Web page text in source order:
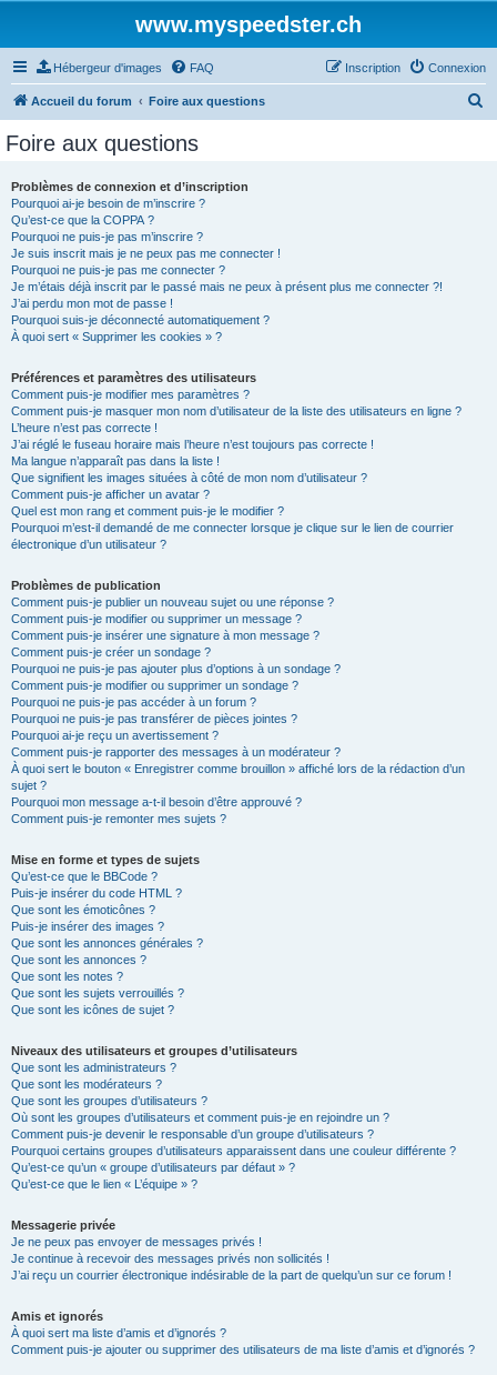
www.myspeedster.ch
Hébergeur d'images FAQ Connexion
Inscription
Accueil du forum Foire aux questions
Foire aux questions
Problèmes de connexion et d’inscription
Pourquoi ai-je besoin de m’inscrire ?
Qu’est-ce que la COPPA ?
Pourquoi ne puis-je pas m’inscrire ?
Je suis inscrit mais je ne peux pas me connecter !
Pourquoi ne puis-je pas me connecter ?
Je m’étais déjà inscrit par le passé mais ne peux à présent plus me connecter ?!
J’ai perdu mon mot de passe !
Pourquoi suis-je déconnecté automatiquement ?
À quoi sert « Supprimer les cookies » ?
Préférences et paramètres des utilisateurs
Comment puis-je modifier mes paramètres ?
Comment puis-je masquer mon nom d’utilisateur de la liste des utilisateurs en ligne ?
L’heure n’est pas correcte !
J’ai réglé le fuseau horaire mais l’heure n’est toujours pas correcte !
Ma langue n’apparaît pas dans la liste !
Que signifient les images situées à côté de mon nom d’utilisateur ?
Comment puis-je afficher un avatar ?
Quel est mon rang et comment puis-je le modifier ?
Pourquoi m’est-il demandé de me connecter lorsque je clique sur le lien de courrier
électronique d’un utilisateur ?
Problèmes de publication
Comment puis-je publier un nouveau sujet ou une réponse ?
Comment puis-je modifier ou supprimer un message ?
Comment puis-je insérer une signature à mon message ?
Comment puis-je créer un sondage ?
Pourquoi ne puis-je pas ajouter plus d’options à un sondage ?
Comment puis-je modifier ou supprimer un sondage ?
Pourquoi ne puis-je pas accéder à un forum ?
Pourquoi ne puis-je pas transférer de pièces jointes ?
Pourquoi ai-je reçu un avertissement ?
Comment puis-je rapporter des messages à un modérateur ?
À quoi sert le bouton « Enregistrer comme brouillon » affiché lors de la rédaction d’un
sujet ?
Pourquoi mon message a-t-il besoin d’être approuvé ?
Comment puis-je remonter mes sujets ?
Mise en forme et types de sujets
Qu’est-ce que le BBCode ?
Puis-je insérer du code HTML ?
Que sont les émoticônes ?
Puis-je insérer des images ?
Que sont les annonces générales ?
Que sont les annonces ?
Que sont les notes ?
Que sont les sujets verrouillés ?
Que sont les icônes de sujet ?
Niveaux des utilisateurs et groupes d’utilisateurs
Que sont les administrateurs ?
Que sont les modérateurs ?
Que sont les groupes d’utilisateurs ?
Où sont les groupes d’utilisateurs et comment puis-je en rejoindre un ?
Comment puis-je devenir le responsable d’un groupe d’utilisateurs ?
Pourquoi certains groupes d’utilisateurs apparaissent dans une couleur différente ?
Qu’est-ce qu’un « groupe d’utilisateurs par défaut » ?
Qu’est-ce que le lien « L’équipe » ?
Messagerie privée
Je ne peux pas envoyer de messages privés !
Je continue à recevoir des messages privés non sollicités !
J’ai reçu un courrier électronique indésirable de la part de quelqu’un sur ce forum !
Amis et ignorés
À quoi sert ma liste d’amis et d’ignorés ?
Comment puis-je ajouter ou supprimer des utilisateurs de ma liste d’amis et d’ignorés ?